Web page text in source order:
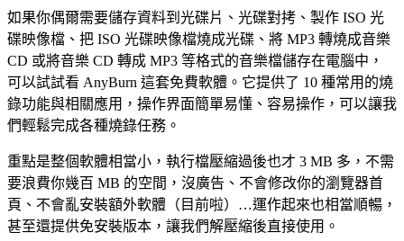
如果你偶爾需要儲存資料到光碟片、光碟對拷、製作 ISO 光
碟映像檔、把 ISO 光碟映像檔燒成光碟、將 MP3 轉燒成音樂
CD 或將音樂 CD 轉成 MP3 等格式的音樂檔儲存在電腦中，
可以試試看 AnyBurn 這套免費軟體。它提供了 10 種常用的燒
錄功能與相關應用，操作界面簡單易懂、容易操作，可以讓我
們輕鬆完成各種燒錄任務。
重點是整個軟體相當小，執行檔壓縮過後也才 3 MB 多，不需
要浪費你幾百 MB 的空間，沒廣告、不會修改你的瀏覽器首
頁、不會亂安裝額外軟體（目前啦）…運作起來也相當順暢，
甚至還提供免安裝版本，讓我們解壓縮後直接使用。